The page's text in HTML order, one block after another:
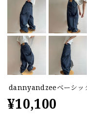
dannyandzeeベーシッ
¥10,100